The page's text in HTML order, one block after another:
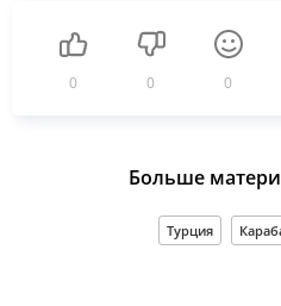
0 0 0
Больше
Турция